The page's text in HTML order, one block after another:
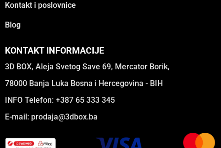
Kontakt i poslovnice
Blog
KONTAKT INFORMACIJE
3D BOX, Aleja Svetog Save 69, Mercator Borik,
78000 Banja Luka Bosna i Hercegovina - BIH
INFO Telefon: +387 65 333 345
E-mail: prodaja@3dbox.ba